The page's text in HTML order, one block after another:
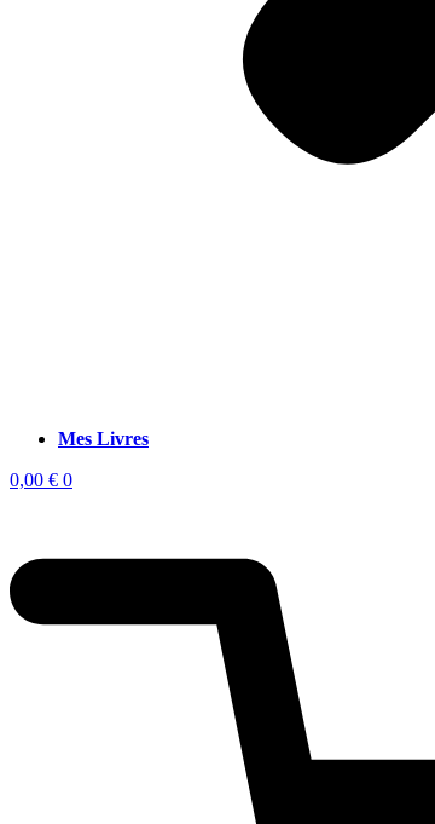
Mes Livres
0,00 € 0